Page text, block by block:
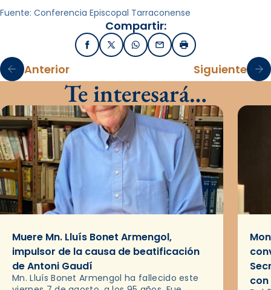
Fuente: Conferencia Episcopal Tarraconense
Compartir:
FacebookX / TwitterWhatsApp
EmailImprimir
Anterior Siguiente
Te interesará…
Muere Mn. Lluís Bonet Armengol,
impulsor de la causa de beatificación
de Antoni Gaudí
Mn. Lluís Bonet Armengol ha fallecido este